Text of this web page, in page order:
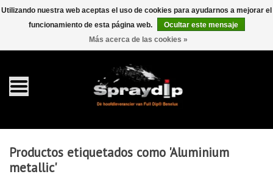
0 Artículos - €0,00
galón 4 liter
Spray 400ml
Completa dip sets
Productos etiquetados como 'Aluminium
metallic'
Utilizando nuestra web aceptas el uso de cookies para ayudarnos a mejorar el
funcionamiento de esta página web.
Ocultar este mensaje
Más acerca de las cookies »